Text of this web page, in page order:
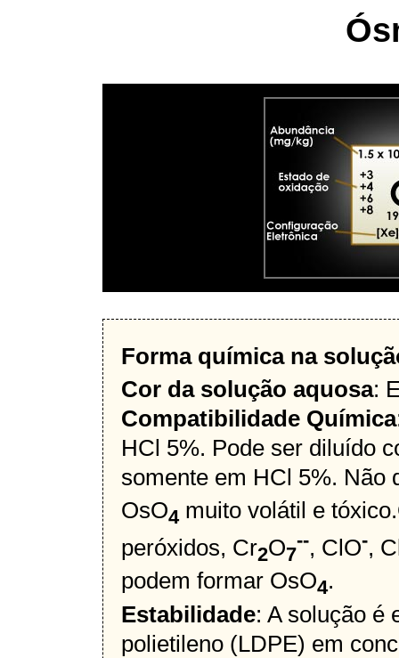
Forma química na
Cor da solução aquosa:
Compatibilidade Química
HCl 5%. Pode ser diluído
somente em HCl 5%. Não
OsO4 muito volátil e
peróxidos, Cr2O7
--, ClO-,
podem formar OsO4.
Estabilidade: A solução é
polietileno (LDPE) em